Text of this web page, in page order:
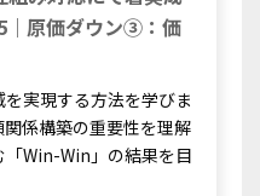
原価ダウン③：価
実現する方法を学びま
係構築の重要性を理解
「Win-Win」の結果を目